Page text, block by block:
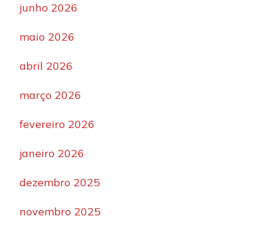
junho 2026
maio 2026
abril 2026
março 2026
fevereiro 2026
janeiro 2026
dezembro 2025
novembro 2025